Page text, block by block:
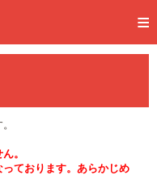
。
ております。あらかじめ